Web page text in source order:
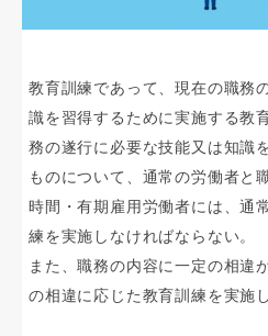
教育訓練であって、現在の職務
識を習得するために実施する教
務の遂行に必要な技能又は知識
ものについて、通常の労働者と
時間・有期雇用労働者には、通
練を実施しなければならない。
また、職務の内容に一定の相違
の相違に応じた教育訓練を実施